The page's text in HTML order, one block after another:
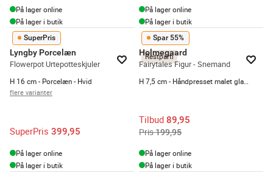
På lager online
På lager i butik
På lager online
På lager i butik
SuperPris
Lyngby Porcelæn
Flowerpot Urtepotteskjuler
H 16 cm - Porcelæn - Hvid
flere varianter
SuperPris 399,95
På lager online
På lager i butik
Restparti
Spar 55%
Holmegaard
Fairytales Figur - Snemand
Tilbud 89,95
Pris199,95
På lager online
På lager i butik